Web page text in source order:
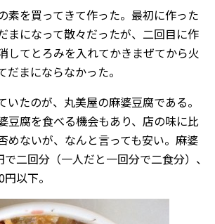
素を買ってきて作った。最初に作った
まになって散々だったが、二回目に作
してとろみを入れてかきまぜてから火
だまにならなかった。
いたのが、丸美屋の麻婆豆腐である。
豆腐を食べる機会もあり、店の味に比
めないが、なんと言っても安い。麻婆
二回分（一人だと一回分で二食分）、
以下。